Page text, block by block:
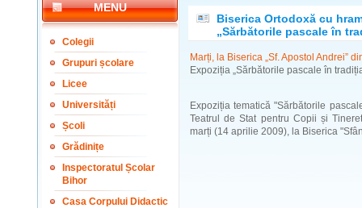
MENU
Colegii
Grupuri școlare
Licee
Universități
Școli
Grădinițe
Inspectoratul Școlar
Bihor
Casa Corpului Didactic
Biserica Ortodoxă cu
„Sărbătorile pascale în
Marți, la Biserica „Sf. Apostol Andrei”
Expoziția „Sărbătorile pascale în
Expoziția tematică "Sărbătorile
Teatrul de Stat pentru Copii și
marți (14 aprilie 2009), la Biserica